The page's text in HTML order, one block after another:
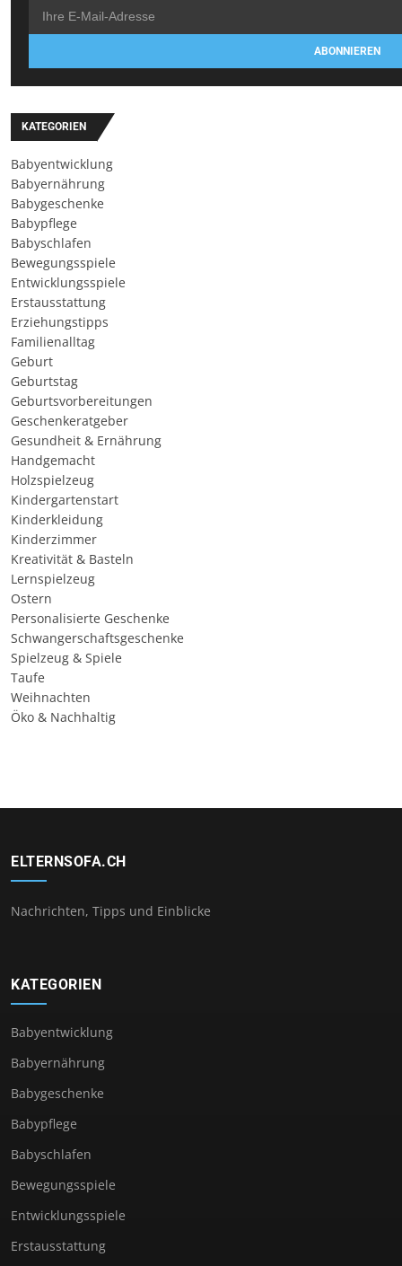
ABONNIEREN
KATEGORIEN
Babyentwicklung
Babyernährung
Babygeschenke
Babypflege
Babyschlafen
Bewegungsspiele
Entwicklungsspiele
Erstausstattung
Erziehungstipps
Familienalltag
Geburt
Geburtstag
Geburtsvorbereitungen
Geschenkeratgeber
Gesundheit & Ernährung
Handgemacht
Holzspielzeug
Kindergartenstart
Kinderkleidung
Kinderzimmer
Kreativität & Basteln
Lernspielzeug
Ostern
Personalisierte Geschenke
Schwangerschaftsgeschenke
Spielzeug & Spiele
Taufe
Weihnachten
Öko & Nachhaltig
ELTERNSOFA.CH
Nachrichten, Tipps und Einblicke
KATEGORIEN
Babyentwicklung
Babyernährung
Babygeschenke
Babypflege
Babyschlafen
Bewegungsspiele
Entwicklungsspiele
Erstausstattung